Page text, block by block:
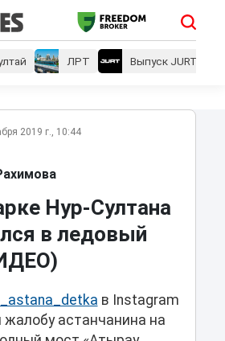
ЛРТ Выпуск JURT
2019 г., 10:44
Нур-Султана
в ледовый
в Instagram
жалобу астанчанина на